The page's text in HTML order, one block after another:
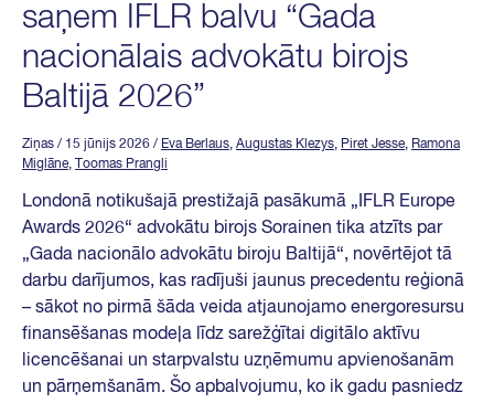
saņem IFLR balvu “Gada
nacionālais advokātu birojs
Baltijā 2026”
Ziņas / 15 jūnijs 2026 / Eva Berlaus, Augustas Klezys, Piret Jesse, Ramona
Miglāne, Toomas Prangli
Londonā notikušajā prestižajā pasākumā „IFLR Europe
Awards 2026“ advokātu birojs Sorainen tika atzīts par
„Gada nacionālo advokātu biroju Baltijā“, novērtējot tā
darbu darījumos, kas radījuši jaunus precedentu reģionā
– sākot no pirmā šāda veida atjaunojamo energoresursu
finansēšanas modeļa līdz sarežģītai digitālo aktīvu
licencēšanai un starpvalstu uzņēmumu apvienošanām
un pārņemšanām. Šo apbalvojumu, ko ik gadu pasniedz